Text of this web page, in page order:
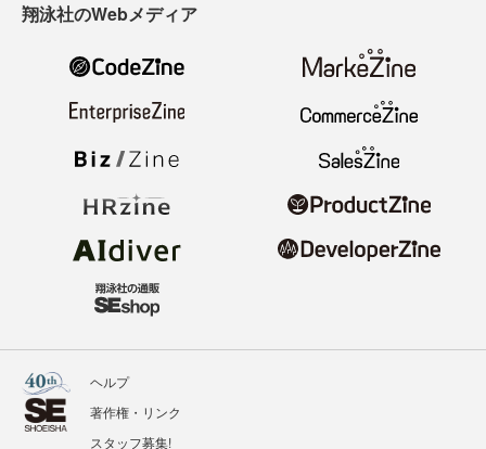
翔泳社のWebメディア
ヘルプ
著作権・リンク
スタッフ募集!